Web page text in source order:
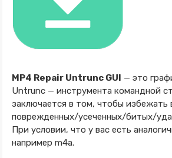
MP4 Repair Untrunc GUI — это
Untrunc — инструмента командной
заключается в том, чтобы избежать
поврежденных/усеченных/битых/
При условии, что у вас есть
например m4a.